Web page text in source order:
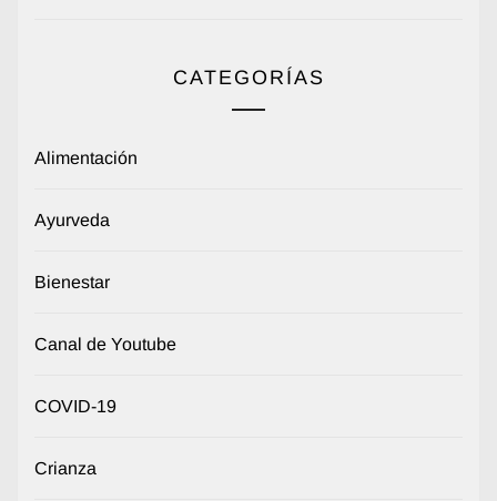
CATEGORÍAS
Alimentación
Ayurveda
Bienestar
Canal de Youtube
COVID-19
Crianza